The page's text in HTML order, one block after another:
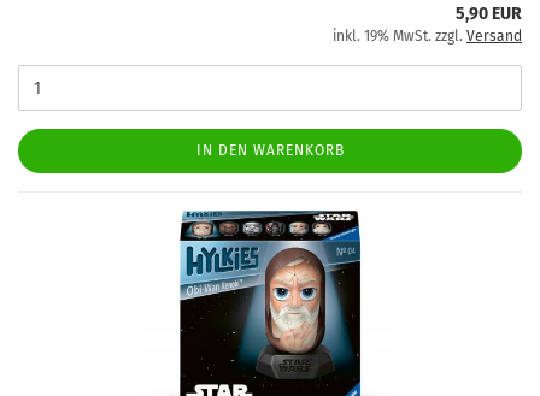
5,90 EUR
inkl. 19% MwSt. zzgl. Versand
IN DEN WARENKORB